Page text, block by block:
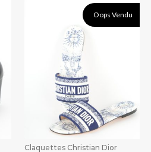
Oops Vendu
Claquettes Christian Dior